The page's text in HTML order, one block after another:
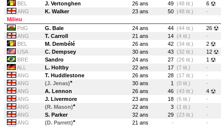
BEL
J. Vertonghen 26 ans 49 (48 tit.)
6
ANG
K. Walker 23 ans 50 (48 tit.)
-
Milieu
PdG
G. Bale 24 ans 44 (44 tit.)
26
ANG
T. Carroll 21 ans 14 (4 tit.)
-
BEL
M. Dembélé 26 ans 42 (34 tit.)
2
USA
C. Dempsey 30 ans 43 (32 tit.)
12
BRE
Sandro 24 ans 27 (26 tit.)
1
ALL
L. Holtby 22 ans 17 (7 tit.)
-
ANG
T. Huddlestone 26 ans 28 (17 tit.)
-
ANG
(J. Jenas)* 30 ans 1 (0 tit.)
-
ANG
A. Lennon 26 ans 46 (43 tit.)
4
ANG
J. Livermore 23 ans 18 (6 tit.)
-
ANG
(R. Mason)* 22 ans 3 (1 tit.)
-
ANG
S. Parker 32 ans 29 (23 tit.)
-
ANG
(D. Parrett)* 21 ans -
-